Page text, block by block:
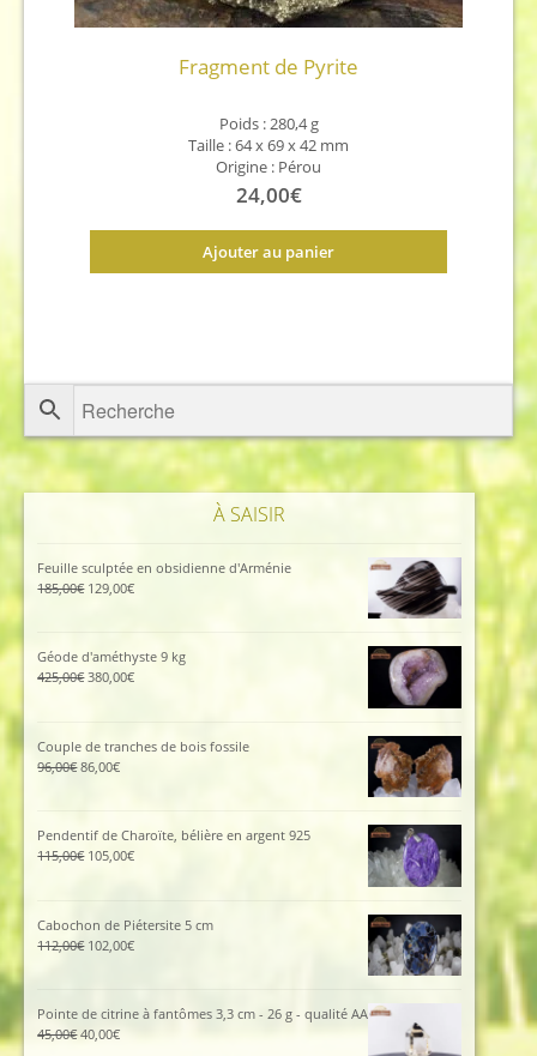
Fragment de Pyrite
Poids : 280,4 g
Taille : 64 x 69 x 42 mm
Origine : Pérou
24,00€
Ajouter au panier
À SAISIR
Feuille sculptée en obsidienne d'Arménie
185,00€ Le
était :
185,00€.
129,00€Le
129,00€.
Géode d'améthyste 9 kg
425,00€ Le
425,00€.
380,00€Le
380,00€.
Couple de tranches de bois fossile
96,00€Le
96,00€.
86,00€Le
86,00€.
Pendentif de Charoïte, bélière en argent 925
115,00€ Le
115,00€.
105,00€Le
est :
105,00€.
Cabochon de Piétersite 5 cm
112,00€ Le
112,00€.
102,00€Le
est :
102,00€.
Pointe de citrine à fantômes 3,3 cm - 26 g - qualité AA
45,00€Le
40,00€Le